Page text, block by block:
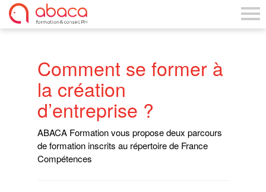
Comment se former à
la création
d’entreprise ?
ABACA Formation vous propose deux parcours
de formation inscrits au répertoire de France
Compétences